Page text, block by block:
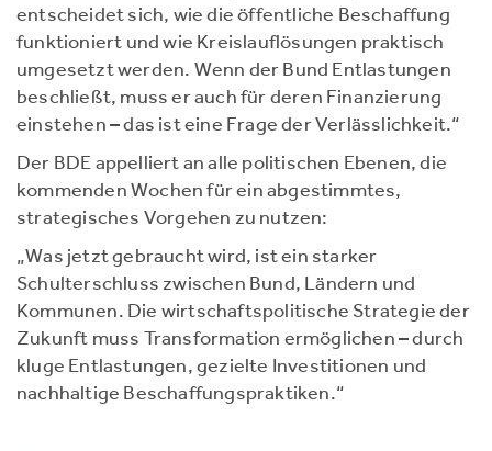
entscheidet sich, wie die öffentliche Beschaffung
funktioniert und wie Kreislauflösungen praktisch
umgesetzt werden. Wenn der Bund Entlastungen
beschließt, muss er auch für deren Finanzierung
einstehen – das ist eine Frage der Verlässlichkeit.“
Der BDE appelliert an alle politischen Ebenen, die
kommenden Wochen für ein abgestimmtes,
strategisches Vorgehen zu nutzen:
„Was jetzt gebraucht wird, ist ein starker
Schulterschluss zwischen Bund, Ländern und
Kommunen. Die wirtschaftspolitische Strategie der
Zukunft muss Transformation ermöglichen – durch
kluge Entlastungen, gezielte Investitionen und
nachhaltige Beschaffungspraktiken.“